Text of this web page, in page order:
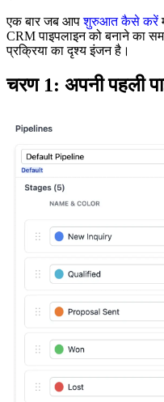
एक बार जब आपशुरुआत कैसे करें
CRM पाइपलाइन को बनाने का
प्रक्रिया का दृश्य इंजन है।
चरण 1: अपनी पहली